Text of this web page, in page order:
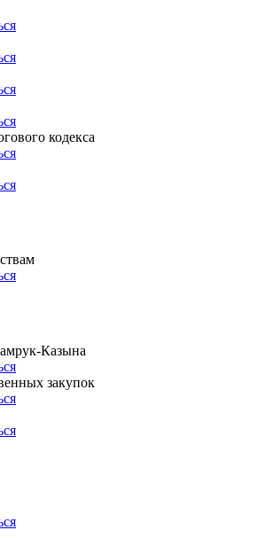
кодекса
Казына
закупок